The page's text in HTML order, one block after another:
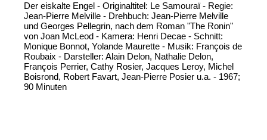
Der eiskalte Engel - Originaltitel: Le Samouraï - Regie:
Jean-Pierre Melville - Drehbuch: Jean-Pierre Melville
und Georges Pellegrin, nach dem Roman "The Ronin"
von Joan McLeod - Kamera: Henri Decae - Schnitt:
Monique Bonnot, Yolande Maurette - Musik: François de
Roubaix - Darsteller: Alain Delon, Nathalie Delon,
François Perrier, Cathy Rosier, Jacques Leroy, Michel
Boisrond, Robert Favart, Jean-Pierre Posier u.a. - 1967;
90 Minuten